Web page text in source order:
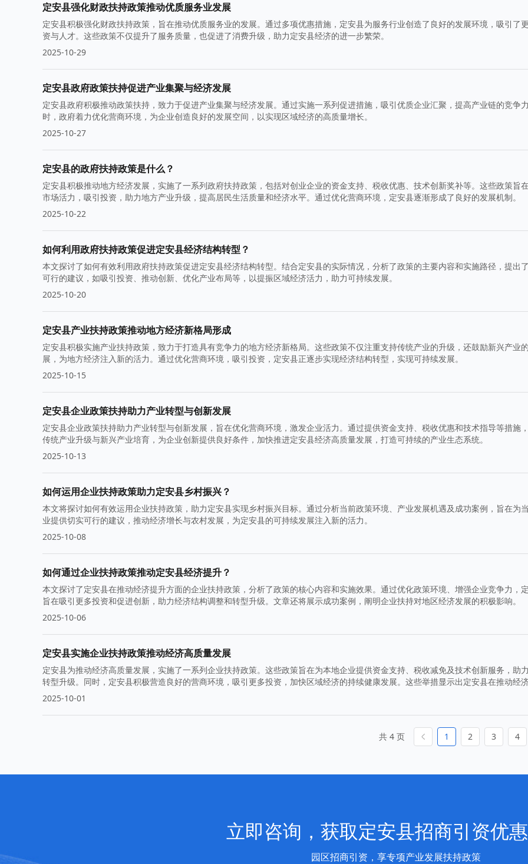
定安县强化财政扶持政策推动优质服务业发展
定安县积极强化财政扶持政策，旨在推动优质服务业的发展。通过多项优惠措施，定安县为服务行业创造了良好的发展环境，吸引了
资与人才。这些政策不仅提升了服务质量，也促进了消费升级，助力定安县经济的进一步繁荣。
2025-10-29
定安县政府政策扶持促进产业集聚与经济发展
定安县政府积极推动政策扶持，致力于促进产业集聚与经济发展。通过实施一系列促进措施，吸引优质企业汇聚，提高产业链的竞争
时，政府着力优化营商环境，为企业创造良好的发展空间，以实现区域经济的高质量增长。
2025-10-27
定安县的政府扶持政策是什么？
定安县积极推动地方经济发展，实施了一系列政府扶持政策，包括对创业企业的资金支持、税收优惠、技术创新奖补等。这些政策旨
市场活力，吸引投资，助力地方产业升级，提高居民生活质量和经济水平。通过优化营商环境，定安县逐渐形成了良好的发展机制。
2025-10-22
如何利用政府扶持政策促进定安县经济结构转型？
本文探讨了如何有效利用政府扶持政策促进定安县经济结构转型。结合定安县的实际情况，分析了政策的主要内容和实施路径，提出
可行的建议，如吸引投资、推动创新、优化产业布局等，以提振区域经济活力，助力可持续发展。
2025-10-20
定安县产业扶持政策推动地方经济新格局形成
定安县积极实施产业扶持政策，致力于打造具有竞争力的地方经济新格局。这些政策不仅注重支持传统产业的升级，还鼓励新兴产业
展，为地方经济注入新的活力。通过优化营商环境，吸引投资，定安县正逐步实现经济结构转型，实现可持续发展。
2025-10-15
定安县企业政策扶持助力产业转型与创新发展
定安县企业政策扶持助力产业转型与创新发展，旨在优化营商环境，激发企业活力。通过提供资金支持、税收优惠和技术指导等措施
传统产业升级与新兴产业培育，为企业创新提供良好条件，加快推进定安县经济高质量发展，打造可持续的产业生态系统。
2025-10-13
如何运用企业扶持政策助力定安县乡村振兴？
本文将探讨如何有效运用企业扶持政策，助力定安县实现乡村振兴目标。通过分析当前政策环境、产业发展机遇及成功案例，旨在为
业提供切实可行的建议，推动经济增长与农村发展，为定安县的可持续发展注入新的活力。
2025-10-08
如何通过企业扶持政策推动定安县经济提升？
本文探讨了定安县在推动经济提升方面的企业扶持政策，分析了政策的核心内容和实施效果。通过优化政策环境、增强企业竞争力，
旨在吸引更多投资和促进创新，助力经济结构调整和转型升级。文章还将展示成功案例，阐明企业扶持对地区经济发展的积极影响。
2025-10-06
定安县实施企业扶持政策推动经济高质量发展
定安县为推动经济高质量发展，实施了一系列企业扶持政策。这些政策旨在为本地企业提供资金支持、税收减免及技术创新服务，助
转型升级。同时，定安县积极营造良好的营商环境，吸引更多投资，加快区域经济的持续健康发展。这些举措显示出定安县在推动经
中的决心与信心。
2025-10-01
共 4 页 1 2 3 4
立即咨询，获取定安县招商引资优
园区招商引资，享专项产业发展扶持政策